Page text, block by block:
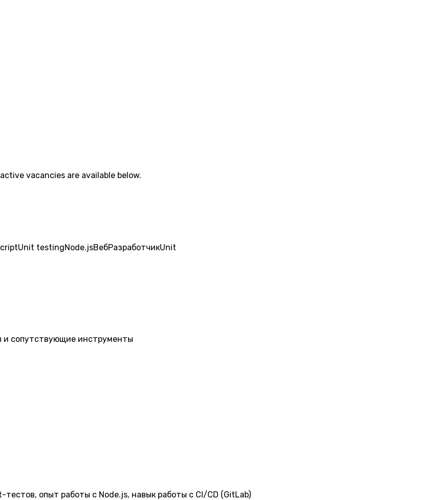
vacancies are available below.
Unit testingNode.jsВебРазработчикUnit
и сопутствующие инструменты
опыт работы с Node.js, навык работы с CI/CD (GitLab)